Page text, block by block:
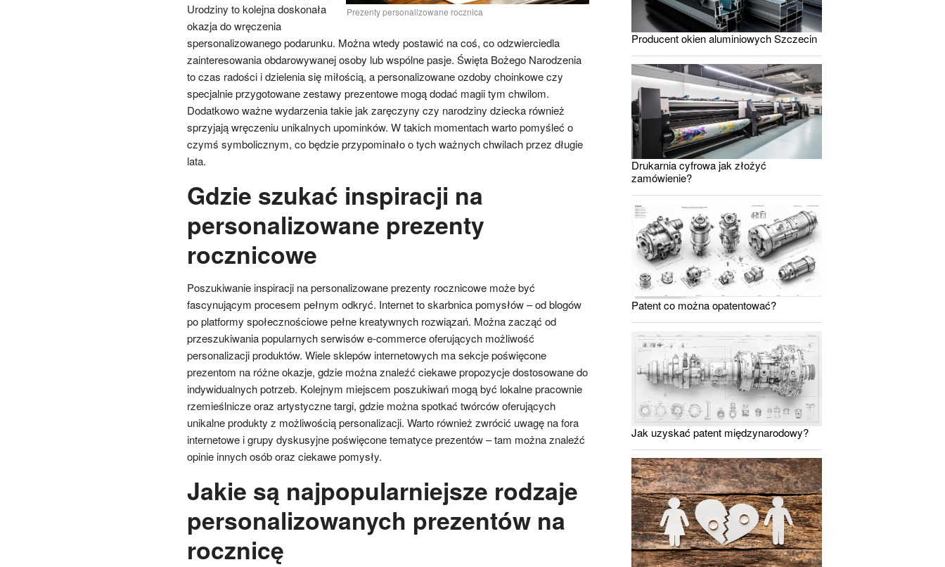
Prezenty personalizowane rocznica
Urodziny to kolejna doskonała
okazja do wręczenia
spersonalizowanego podarunku. Można wtedy postawić na coś, co odzwierciedla
zainteresowania obdarowywanej osoby lub wspólne pasje. Święta Bożego Narodzenia
to czas radości i dzielenia się miłością, a personalizowane ozdoby choinkowe czy
specjalnie przygotowane zestawy prezentowe mogą dodać magii tym chwilom.
Dodatkowo ważne wydarzenia takie jak zaręczyny czy narodziny dziecka również
sprzyjają wręczeniu unikalnych upominków. W takich momentach warto pomyśleć o
czymś symbolicznym, co będzie przypominało o tych ważnych chwilach przez długie
lata.
Gdzie szukać inspiracji na
personalizowane prezenty
rocznicowe
Poszukiwanie inspiracji na personalizowane prezenty rocznicowe może być
fascynującym procesem pełnym odkryć. Internet to skarbnica pomysłów – od blogów
po platformy społecznościowe pełne kreatywnych rozwiązań. Można zacząć od
przeszukiwania popularnych serwisów e-commerce oferujących możliwość
personalizacji produktów. Wiele sklepów internetowych ma sekcje poświęcone
prezentom na różne okazje, gdzie można znaleźć ciekawe propozycje dostosowane do
indywidualnych potrzeb. Kolejnym miejscem poszukiwań mogą być lokalne pracownie
rzemieślnicze oraz artystyczne targi, gdzie można spotkać twórców oferujących
unikalne produkty z możliwością personalizacji. Warto również zwrócić uwagę na fora
internetowe i grupy dyskusyjne poświęcone tematyce prezentów – tam można znaleźć
opinie innych osób oraz ciekawe pomysły.
Jakie są najpopularniejsze rodzaje
personalizowanych prezentów na
rocznicę
Producent okien aluminiowych Szczecin
Drukarnia cyfrowa jak złożyć
zamówienie?
Patent co można opatentować?
Jak uzyskać patent międzynarodowy?